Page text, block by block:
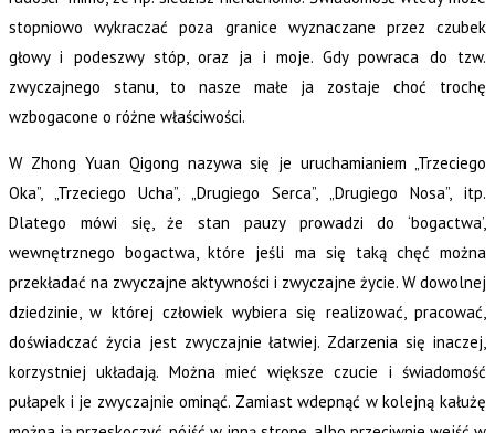
stopniowo wykraczać poza granice wyznaczane przez czubek
głowy i podeszwy stóp, oraz ja i moje. Gdy powraca do tzw.
zwyczajnego stanu, to nasze małe ja zostaje choć trochę
wzbogacone o różne właściwości.
W Zhong Yuan Qigong nazywa się je uruchamianiem „Trzeciego
Oka”, „Trzeciego Ucha”, „Drugiego Serca”, „Drugiego Nosa”, itp.
Dlatego mówi się, że stan pauzy prowadzi do ‘bogactwa’,
wewnętrznego bogactwa, które jeśli ma się taką chęć można
przekładać na zwyczajne aktywności i zwyczajne życie. W dowolnej
dziedzinie, w której człowiek wybiera się realizować, pracować,
doświadczać życia jest zwyczajnie łatwiej. Zdarzenia się inaczej,
korzystniej układają. Można mieć większe czucie i świadomość
pułapek i je zwyczajnie ominąć. Zamiast wdepnąć w kolejną kałużę